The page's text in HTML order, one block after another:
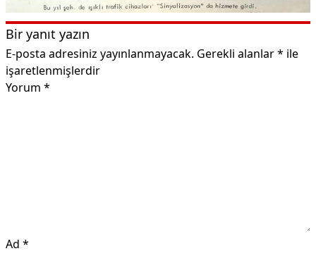
Bir yanıt yazın
E-posta adresiniz yayınlanmayacak. Gerekli alanlar* ile
işaretlenmişlerdir
Yorum *
Ad *